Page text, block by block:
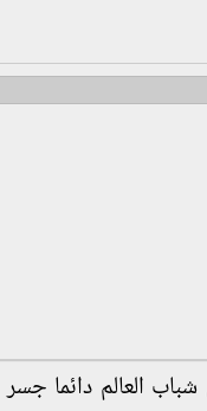
العالم دائما جسر